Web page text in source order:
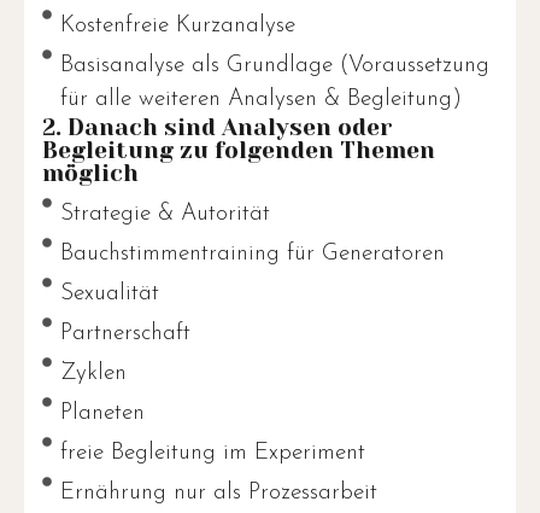
Kostenfreie Kurzanalyse
Basisanalyse als Grundlage (Voraussetzung
für alle weiteren Analysen & Begleitung)
2. Danach sind Analysen oder
Begleitung zu folgenden Themen
möglich
Strategie & Autorität
Bauchstimmentraining für Generatoren
Sexualität
Partnerschaft
Zyklen
Planeten
freie Begleitung im Experiment
Ernährung nur als Prozessarbeit